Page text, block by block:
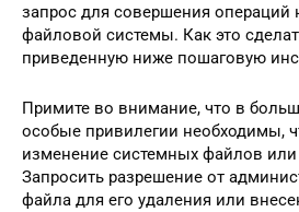
запрос для совершения операций
файловой системы. Как это
приведенную ниже пошаговую
Примите во внимание, что в
особые привилегии необходимы,
изменение системных файлов или
Запросить разрешение от
файла для его удаления или